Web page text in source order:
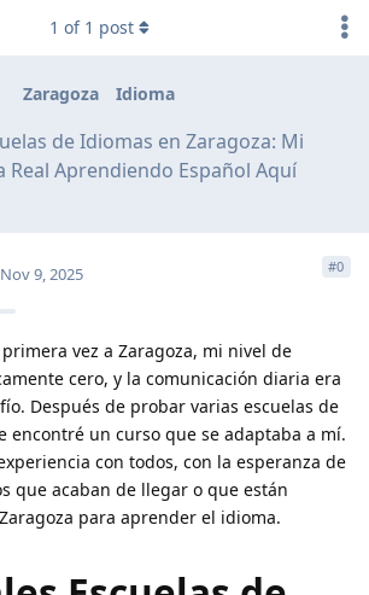
Zaragoza Idioma
de Idiomas en Zaragoza: Mi
Real Aprendiendo Español Aquí
1 of 1 post
Nov 9, 2025 #0
vez a Zaragoza, mi nivel de
cero, y la comunicación diaria era
Después de probar varias escuelas de
encontré un curso que se adaptaba a mí.
con todos, con la esperanza de
que acaban de llegar o que están
para aprender el idioma.